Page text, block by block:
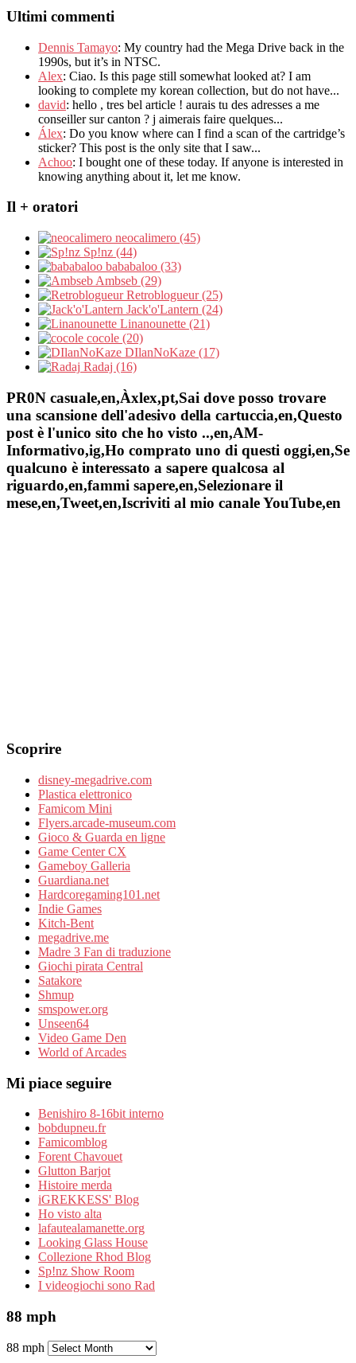
Ultimi commenti
Dennis Tamayo: My country had the Mega Drive back in the
1990s, but it’s in NTSC.
Alex: Ciao. Is this page still somewhat looked at? I am
looking to complete my korean collection, but do not have...
david: hello , tres bel article ! aurais tu des adresses a me
conseiller sur canton ? j aimerais faire quelques...
Álex: Do you know where can I find a scan of the cartridge’s
sticker? This post is the only site that I saw...
Achoo: I bought one of these today. If anyone is interested in
knowing anything about it, let me know.
Il + oratori
neocalimero (45)
Sp!nz (44)
bababaloo (33)
Ambseb (29)
Retroblogueur (25)
Jack'o'Lantern (24)
Linanounette (21)
cocole (20)
DIlanNoKaze (17)
Radaj (16)
PR0N casuale,en,Àxlex,pt,Sai dove posso trovare
una scansione dell'adesivo della cartuccia,en,Questo
post è l'unico sito che ho visto ..,en,AM-
Informativo,ig,Ho comprato uno di questi oggi,en,Se
qualcuno è interessato a sapere qualcosa al
riguardo,en,fammi sapere,en,Selezionare il
mese,en,Tweet,en,Iscriviti al mio canale YouTube,en
Scoprire
disney-megadrive.com
Plastica elettronico
Famicom Mini
Flyers.arcade-museum.com
Gioco & Guarda en ligne
Game Center CX
Gameboy Galleria
Guardiana.net
Hardcoregaming101.net
Indie Games
Kitch-Bent
megadrive.me
Madre 3 Fan di traduzione
Giochi pirata Central
Satakore
Shmup
smspower.org
Unseen64
Video Game Den
World of Arcades
Mi piace seguire
Benishiro 8-16bit interno
bobdupneu.fr
Famicomblog
Forent Chavouet
Glutton Barjot
Histoire merda
iGREKKESS' Blog
Ho visto alta
lafautealamanette.org
Looking Glass House
Collezione Rhod Blog
Sp!nz Show Room
I videogiochi sono Rad
88 mph
88 mph